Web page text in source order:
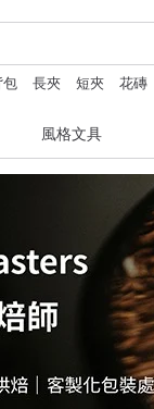
長夾 短夾 花磚
風格文具